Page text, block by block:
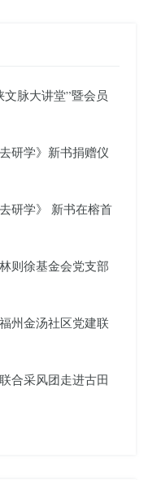
脉大讲堂”暨会员
研学》新书捐赠仪
研学》 新书在榕首
则徐基金会党支部
州金汤社区党建联
合采风团走进古田